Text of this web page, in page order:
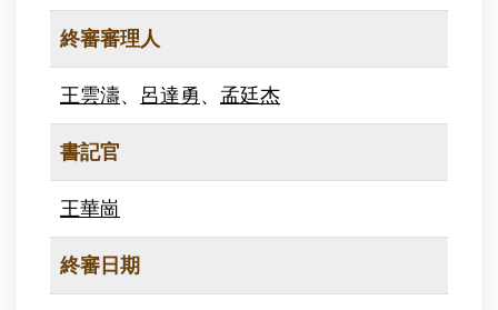
終審審理人
王雲濤、 呂達勇 、 孟廷杰
書記官
王華崗
終審日期